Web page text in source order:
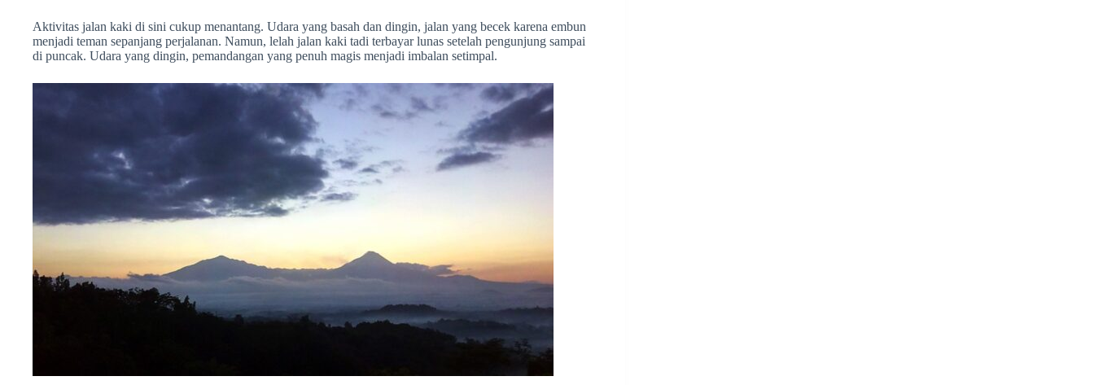
Aktivitas jalan kaki di sini cukup menantang. Udara yang basah dan dingin, jalan yang becek karena embun
menjadi teman sepanjang perjalanan. Namun, lelah jalan kaki tadi terbayar lunas setelah pengunjung sampai
di puncak. Udara yang dingin, pemandangan yang penuh magis menjadi imbalan setimpal.